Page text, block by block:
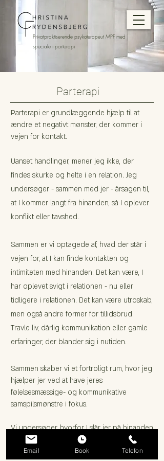
Privatpraktiserende psykoterapeut MPF med
speciale i parterapi
Parterapi
Parterapi er grundlæggende hjælp til at
ændre et negativt mønster, der kommer i
vejen for kontakt.
Uanset handlinger, mener jeg ikke, der
findes skurke og helte i en relation. Jeg
undersøger - sammen med jer - årsagen til,
at I kommer langt fra hinanden, så I oplever
konflikt eller tavshed.
Sammen er vi optagede af, hvad der står i
vejen for, at I kan finde kontakten og
intimiteten med hinanden. Det kan være, I
har oplevet svigt i relationen - nu eller
tidligere i relationen. Det kan være utroskab,
men også andre former for tillidsbrud.
Travle liv, dårlig kommunikation eller gamle
erfaringer, der blander sig i nutiden.
Sammen skaber vi et fortroligt rum, hvor jeg
hjælper jer ved at have jeres
følelsesmæssige- og kommunikative
samspilsmønstre i fokus.
Vi undersøger, hvorfor I slår jer på hinanden,
og jeg hjælper jer med, at bryde jeres
mønstre, så I opnår det, I gerne vil.
Email Book Telefon